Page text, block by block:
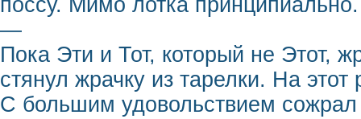
поссу. Мимо лотка принципиально.
—
Пока Эти и Тот, который не Этот,
стянул жрачку из тарелки. На
С большим удовольствием